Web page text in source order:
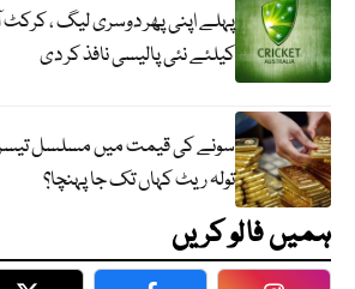
پہلے اپنی پھر دوسری لیگ ، کرکٹ
کیلئے نئی پالیسی نافذ کر دی
سونے کی قیمت میں مسلسل
تولہ ریٹ کہاں تک جا پہنچا؟
ہمیں فالو کریں